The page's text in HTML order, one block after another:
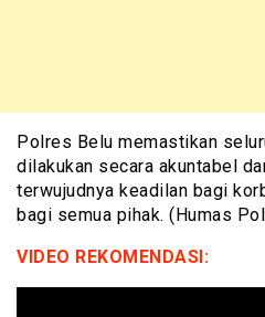
Polres Belu memastikan
dilakukan secara akuntabel
terwujudnya keadilan bagi
bagi semua pihak. (Humas
VIDEO REKOMENDASI: